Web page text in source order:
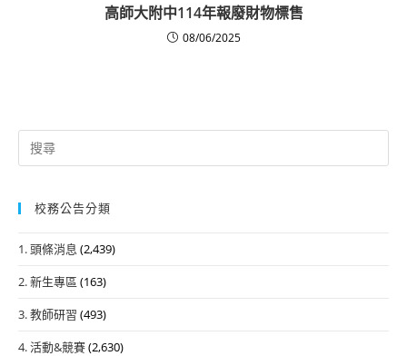
高師大附中114年報廢財物標售
08/06/2025
Search
for:
校務公告分類
1. 頭條消息 (2,439)
2. 新生專區 (163)
3. 教師研習 (493)
4. 活動&競賽(2,630)